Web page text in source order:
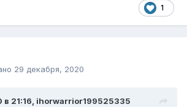
1
29 декабря, 2020
21:16, ihorwarrior199525335